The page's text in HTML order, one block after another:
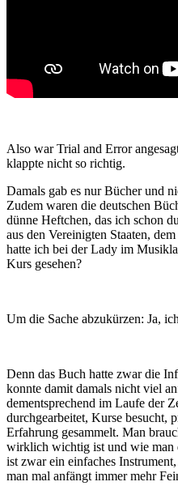
Also war Trial and Error
klappte nicht so richtig.
Damals gab es nur Bücher und
Zudem waren die deutschen
dünne Heftchen, das ich schon
aus den Vereinigten Staaten,
hatte ich bei der Lady im
Kurs gesehen?
Um die Sache abzukürzen: Ja,
Denn das Buch hatte zwar die
konnte damit damals nicht viel
dementsprechend im Laufe der
durchgearbeitet, Kurse besucht,
Erfahrung gesammelt. Man
wirklich wichtig ist und wie man
ist zwar ein einfaches
man mal anfängt immer mehr